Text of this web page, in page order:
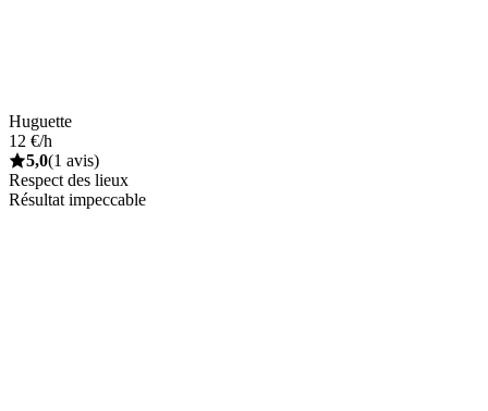
Huguette
12 €/h
5,0(1 avis)
Respect des lieux
Résultat impeccable